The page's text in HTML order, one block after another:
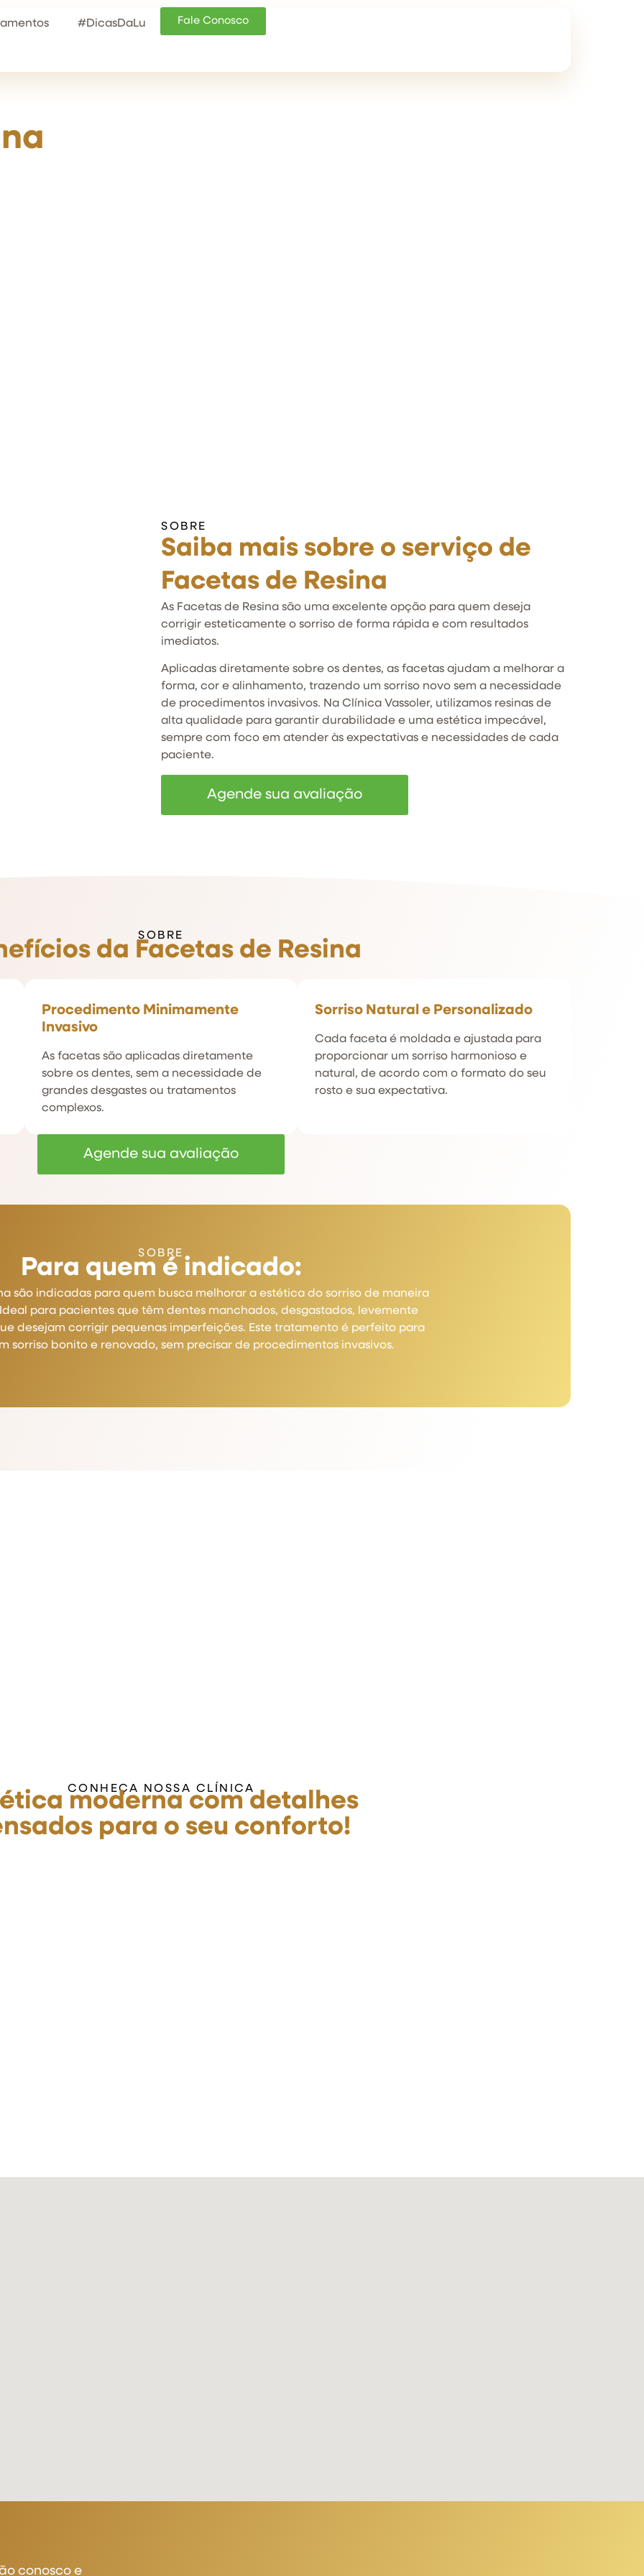
#DicasDaLu Fale Conosco
SOBRE
Saiba mais sobre o serviço de
Facetas de Resina
As Facetas de Resina são uma excelente opção para quem deseja
corrigir esteticamente o sorriso de forma rápida e com resultados
imediatos.
Aplicadas diretamente sobre os dentes, as facetas ajudam a melhorar a
forma, cor e alinhamento, trazendo um sorriso novo sem a necessidade
de procedimentos invasivos. Na Clínica Vassoler, utilizamos resinas de
alta qualidade para garantir durabilidade e uma estética impecável,
sempre com foco em atender às expectativas e necessidades de cada
paciente.
Agende sua avaliação
SOBRE
da Facetas de Resina
Procedimento Minimamente
Invasivo
As facetas são aplicadas diretamente
sobre os dentes, sem a necessidade de
grandes desgastes ou tratamentos
complexos.
Sorriso Natural e Personalizado
Cada faceta é moldada e ajustada para
proporcionar um sorriso harmonioso e
natural, de acordo com o formato do seu
rosto e sua expectativa.
Agende sua avaliação
SOBRE
Para quem é indicado:
são indicadas para quem busca melhorar a estética do sorriso de maneira
para pacientes que têm dentes manchados, desgastados, levemente
desejam corrigir pequenas imperfeições. Este tratamento é perfeito para
sorriso bonito e renovado, sem precisar de procedimentos invasivos.
CONHEÇA NOSSA CLÍNICA
moderna com detalhes
para o seu conforto!
conosco e